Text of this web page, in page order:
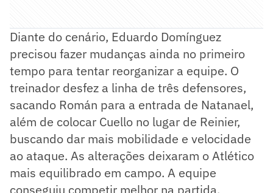
Diante do cenário, Eduardo Domínguez
precisou fazer mudanças ainda no primeiro
tempo para tentar reorganizar a equipe. O
treinador desfez a linha de três defensores,
sacando Román para a entrada de Natanael,
além de colocar Cuello no lugar de Reinier,
buscando dar mais mobilidade e velocidade
ao ataque. As alterações deixaram o Atlético
mais equilibrado em campo. A equipe
conseguiu competir melhor na partida,